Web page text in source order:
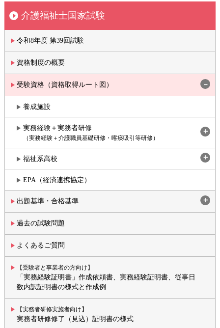
介護福祉士国家試験
令和8年度 第39回試験
資格制度の概要
受験資格（資格取得ルート図）
養成施設
実務経験＋実務者研修
（実務経験＋介護職員基礎研修・喀痰吸引等研修）
福祉系高校
EPA（経済連携協定）
出題基準・合格基準
過去の試験問題
よくあるご質問
【受験者と事業者の方向け】
「実務経験証明書」作成依頼書、実務経験証明書、従事日
数内訳証明書の様式と作成例
【実務者研修実施者向け】
実務者研修修了（見込）証明書の様式